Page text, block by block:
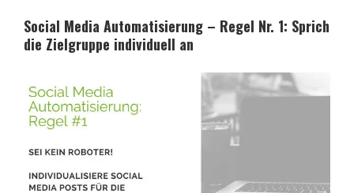
Social Media Automatisierung – Regel Nr. 1: Sprich
die Zielgruppe individuell an